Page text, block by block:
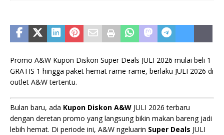
Promo A&W Kupon Diskon Super Deals JULI 2026 mulai beli 1
GRATIS 1 hingga paket hemat rame-rame, berlaku JULI 2026 di
outlet A&W tertentu.
Bulan baru, ada Kupon Diskon A&W JULI 2026 terbaru
dengan deretan promo yang langsung bikin makan bareng jadi
lebih hemat. Di periode ini, A&W ngeluarin Super Deals JULI